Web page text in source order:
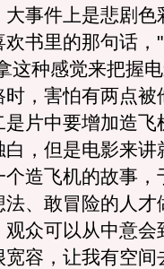
事件上是悲剧色
书里的那句话，
这种感觉来把握
，害怕有两点被
片中要增加造飞
，但是电影来讲
造飞机的故事，
、敢冒险的人才
众可以从中意会
容，让我有空间